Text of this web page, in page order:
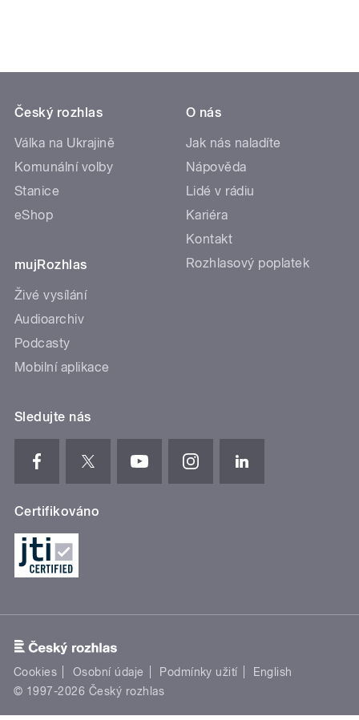
Český rozhlas
Válka na Ukrajině
Komunální volby
Stanice
eShop
mujRozhlas
Živé vysílání
Audioarchiv
Podcasty
Mobilní aplikace
O nás
Jak nás naladíte
Nápověda
Lidé v rádiu
Kariéra
Kontakt
Rozhlasový poplatek
Sledujte nás
Certifikováno
Cookies Osobní údaje Podmínky užití
English
© 1997-2026 Český rozhlas